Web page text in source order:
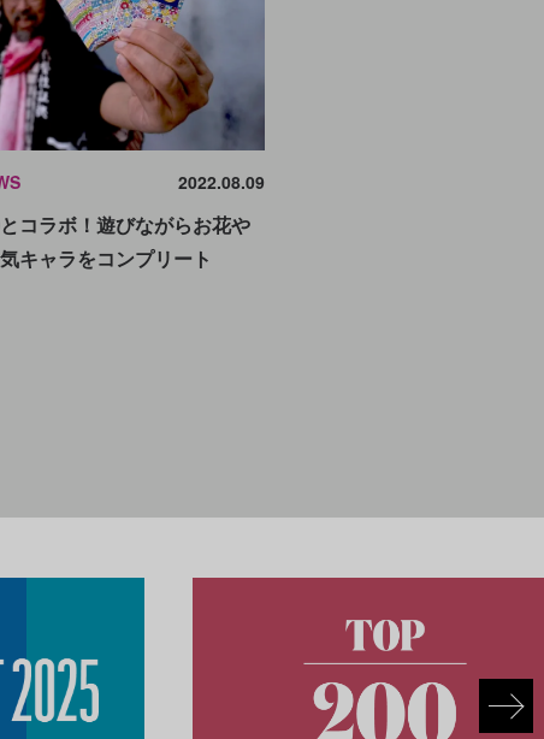
2022.08.09
コラボ！遊びながらお花や
キャラをコンプリート